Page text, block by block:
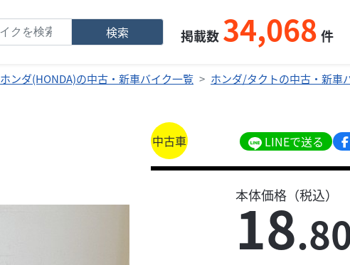
検索 掲載数 34,068 件
ホンダ(HONDA)の中古・新車バイク一覧
ホンダ/タクトの中古・新車
中古車 LINEで送る
本体価格（税込）
18